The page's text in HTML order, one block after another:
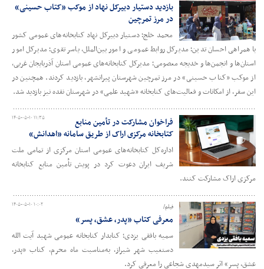
بازدید دستیار دبیرکل نهاد از موکب «کتاب حسینی»
در مرز تمرچین
محمد خلج؛ دستیار دبیرکل نهاد کتابخانه‌های عمومی کشور
با همراهی احسان تدین؛ مدیرکل روابط عمومی و امور بین‌الملل، یاسر تقوی؛ مدیرکل امور
استان‌ها و انجمن‌ها و خدیجه معصومی؛ مدیرکل کتابخانه‌های عمومی استان آذربایجان غربی،
از موکب «کتاب حسینی» در مرز تمرچین شهرستان پیرانشهر، بازدید کردند. همچنین در
این سفر، از امکانات و فعالیت‌های کتابخانه «شهید علمی» در شهرستان نقده نیز بازدید شد.
۱۴۰۵-۰۵-۱۰ ۱۱:۳۵
فراخوان مشارکت در تأمین منابع
کتابخانه مرکزی اراک از طریق سامانه «اهدانش»
اداره‌کل کتابخانه‌های عمومی استان مرکزی از تمامی ملت
شریف ایران دعوت کرد در پویش تأمین منابع کتابخانه
مرکزی اراک مشارکت کنند.
۱۴۰۵-۰۵-۱۰ ۱۰:۰۲ فیلم/
معرفی کتاب «پدر، عشق، پسر»
سمیه بافقی یزدی؛ کتابدار کتابخانه عمومی شهید آیت الله
دستغیب شهر شیراز، به‌مناسبت ماه محرم، کتاب «پدر،
عشق، پسر» اثر سیدمهدی شجاعی را معرفی کرد.